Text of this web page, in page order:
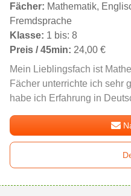
Fächer: Mathematik,
Fremdsprache
Klasse: 1 bis: 8
Preis / 45min: 24,00 €
Mein Lieblingsfach ist
Fächer unterrichte ich sehr
habe ich Erfahrung in